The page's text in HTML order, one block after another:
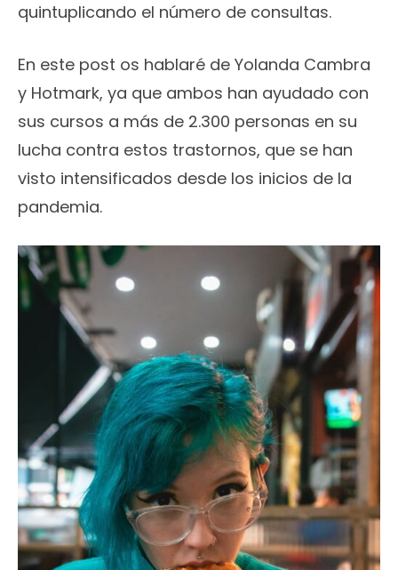
quintuplicando el número de consultas.
En este post os hablaré de Yolanda Cambra
y Hotmark, ya que ambos han ayudado con
sus cursos a más de 2.300 personas en su
lucha contra estos trastornos, que se han
visto intensificados desde los inicios de la
pandemia.